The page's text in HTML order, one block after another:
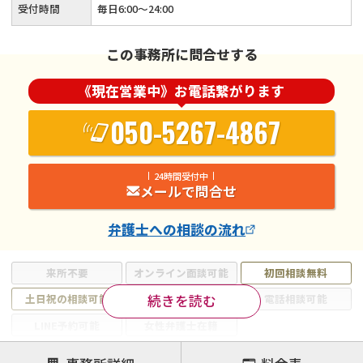
来所不要 オンライン面談可能
初回相談無料
土日祝の相談可能
19時以降電話可能
電話相談可能
注力案件
続きを読む
受付時間 毎日6:00～24:00
この事務所に問合せする
《現在営業中》お電話繋がります
050-5267-4867
24時間受付中
メールで問合せ
弁護士への相談の流れ